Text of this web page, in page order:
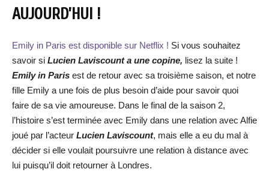
AUJOURD’HUI !
Emily in Paris est disponible sur Netflix ! Si vous souhaitez
savoir si Lucien Laviscount a une copine, lisez la suite !
Emily in Paris est de retour avec sa troisième saison, et notre
fille Emily a une fois de plus besoin d’aide pour savoir quoi
faire de sa vie amoureuse. Dans le final de la saison 2,
l’histoire s’est terminée avec Emily dans une relation avec Alfie
joué par l’acteur Lucien Laviscount, mais elle a eu du mal à
décider si elle voulait poursuivre une relation à distance avec
lui puisqu’il doit retourner à Londres.